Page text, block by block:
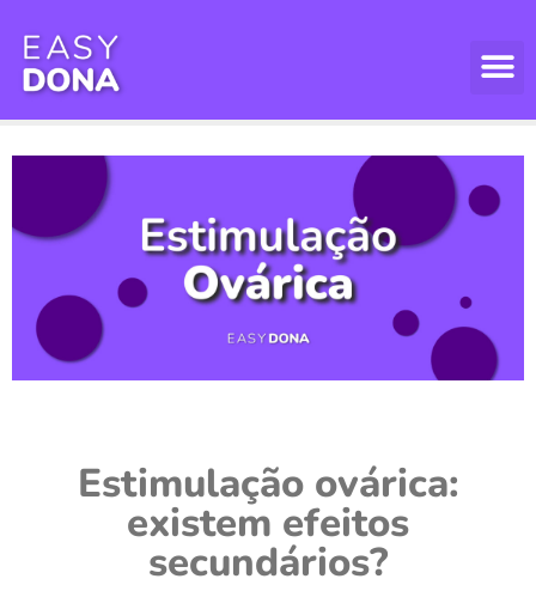
Estimulação ovárica:
existem efeitos
secundários?